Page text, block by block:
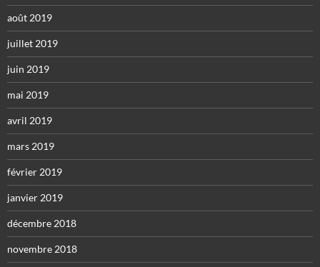
août 2019
juillet 2019
juin 2019
mai 2019
avril 2019
mars 2019
février 2019
janvier 2019
décembre 2018
novembre 2018